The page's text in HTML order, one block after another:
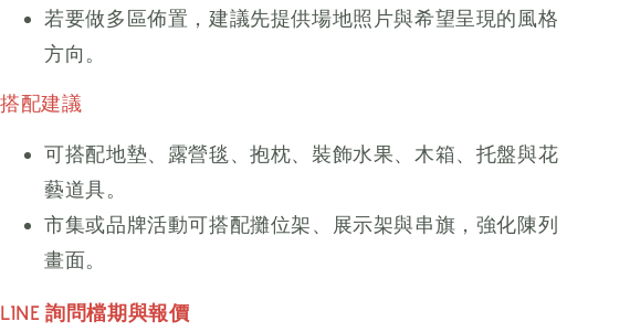
若要做多區佈置，建議先提供場地照片與希望呈現的風格
方向。
搭配建議
可搭配地墊、露營毯、抱枕、裝飾水果、木箱、托盤與花
藝道具。
市集或品牌活動可搭配攤位架、展示架與串旗，強化陳列
畫面。
LINE 詢問檔期與報價